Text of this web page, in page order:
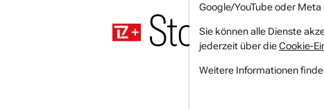
Stocks in
Google/YouTube oder
Sie können alle Dienste
jederzeit über dieCookie-
Weitere Informationen